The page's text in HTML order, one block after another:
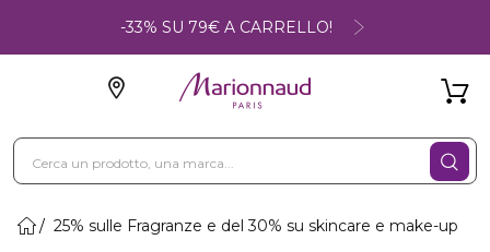
-33% SU 79€ A CARRELLO!
25% sulle Fragranze e del 30% su skincare e make-up